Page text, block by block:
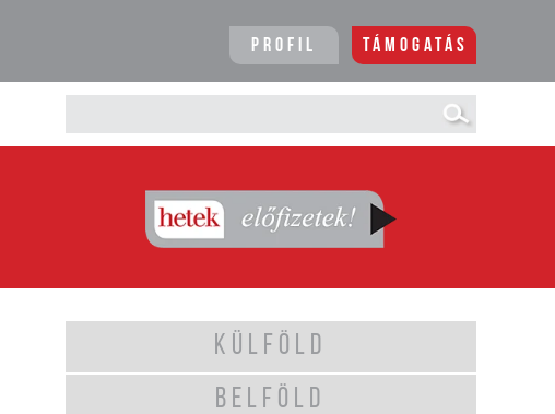
Profil Támogatás
KÜLFÖLD
BELFÖLD